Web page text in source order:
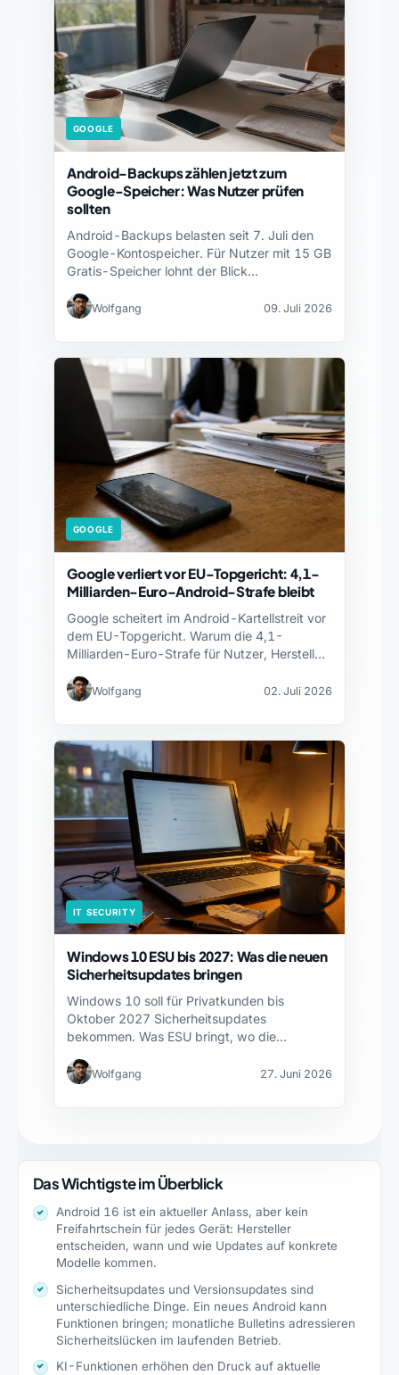
GOOGLE
Android-Backups zählen jetzt zum
Google-Speicher: Was Nutzer prüfen
sollten
Android-Backups belasten seit 7. Juli den
Google-Kontospeicher. Für Nutzer mit 15 GB
Gratis-Speicher lohnt der Blick…
Wolfgang 09. Juli 2026
GOOGLE
Google verliert vor EU-Topgericht: 4,1-
Milliarden-Euro-Android-Strafe bleibt
Google scheitert im Android-Kartellstreit vor
dem EU-Topgericht. Warum die 4,1-
Milliarden-Euro-Strafe für Nutzer, Hersteller
Wolfgang 02. Juli 2026
IT SECURITY
Windows 10 ESU bis 2027: Was die neuen
Sicherheitsupdates bringen
Windows 10 soll für Privatkunden bis
Oktober 2027 Sicherheitsupdates
bekommen. Was ESU bringt, wo die
Wolfgang 27. Juni 2026
Das Wichtigste im Überblick
Android 16 ist ein aktueller Anlass, aber kein
Freifahrtschein für jedes Gerät: Hersteller
entscheiden, wann und wie Updates auf konkrete
Modelle kommen.
Sicherheitsupdates und Versionsupdates sind
unterschiedliche Dinge. Ein neues Android kann
Funktionen bringen; monatliche Bulletins adressieren
Sicherheitslücken im laufenden Betrieb.
KI-Funktionen erhöhen den Druck auf aktuelle